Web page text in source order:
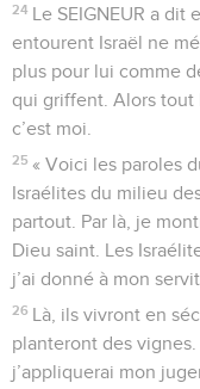
24 Le SEIGNEUR a dit
entourent Israël ne
plus pour lui comme
qui griffent. Alors tout
c’est moi.
25 « Voici les paroles
Israélites du milieu
partout. Par là, je
Dieu saint. Les
j’ai donné à mon
26 Là, ils vivront en
planteront des
j’appliquerai mon